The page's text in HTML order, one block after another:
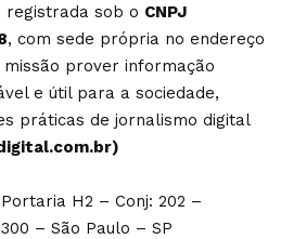
registrada sob o CNPJ
, com sede própria no endereço
prover informação
e útil para a sociedade,
práticas de jornalismo digital
H2 – Conj: 202 –
– São Paulo – SP